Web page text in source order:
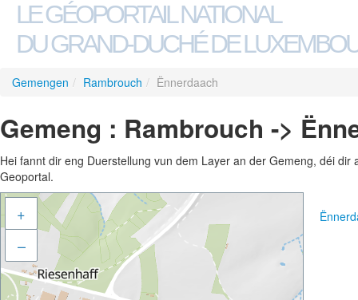
LE GÉOPORTAIL NATIONAL
DU GRAND-DUCHÉ DE
Gemengen / Rambrouch / Ënnerdaach
Gemeng : Rambrouch ->
Hei fannt dir eng Duerstellung vun dem Layer an der Gemeng, déi
Geoportal.
+
–